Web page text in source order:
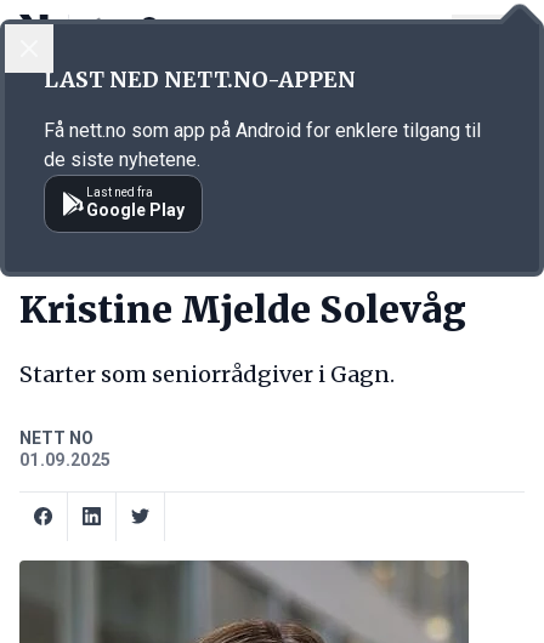
Annonsørinnhold
Kristine Mjelde Solevåg
Starter som seniorrådgiver i Gagn.
NETT NO
01.09.2025
LAST NED NETT.NO-APPEN
Få nett.no som app på Android for enklere tilgang til
de siste nyhetene.
Last ned fra
Google Play